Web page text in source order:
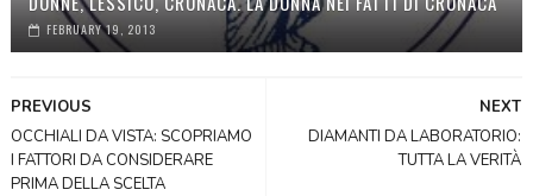
FEBRUARY 19, 2013
NEXT
DIAMANTI DA LABORATORIO:
TUTTA LA VERITÀ
PREVIOUS
OCCHIALI DA VISTA: SCOPRIAMO
I FATTORI DA CONSIDERARE
PRIMA DELLA SCELTA